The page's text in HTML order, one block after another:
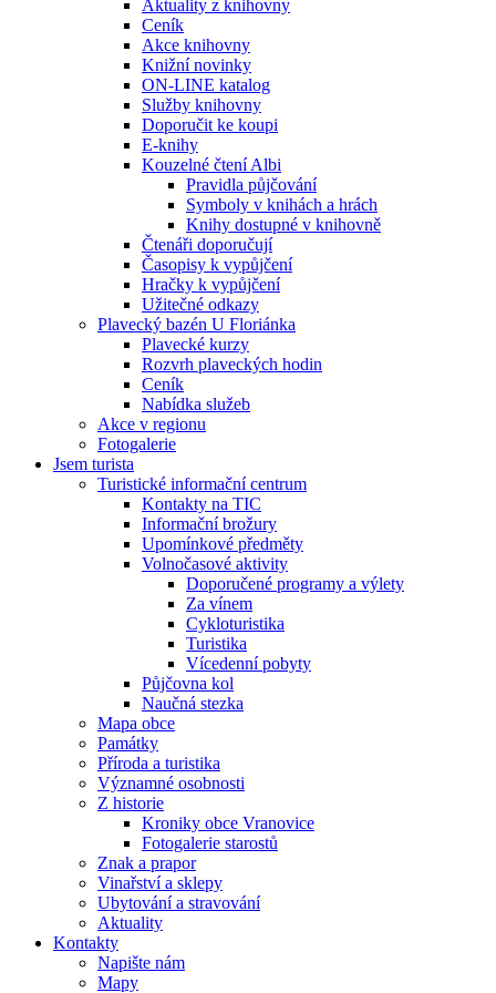
Aktuality z knihovny
Ceník
Akce knihovny
Knižní novinky
ON-LINE katalog
Služby knihovny
Doporučit ke koupi
E-knihy
Kouzelné čtení Albi
Pravidla půjčování
Symboly v knihách a hrách
Knihy dostupné v knihovně
Čtenáři doporučují
Časopisy k vypůjčení
Hračky k vypůjčení
Užitečné odkazy
Plavecký bazén U Floriánka
Plavecké kurzy
Rozvrh plaveckých hodin
Ceník
Nabídka služeb
Akce v regionu
Fotogalerie
Jsem turista
Turistické informační centrum
Kontakty na TIC
Informační brožury
Upomínkové předměty
Volnočasové aktivity
Doporučené programy a výlety
Za vínem
Cykloturistika
Turistika
Vícedenní pobyty
Půjčovna kol
Naučná stezka
Mapa obce
Památky
Příroda a turistika
Významné osobnosti
Z historie
Kroniky obce Vranovice
Fotogalerie starostů
Znak a prapor
Vinařství a sklepy
Ubytování a stravování
Aktuality
Kontakty
Napište nám
Mapy